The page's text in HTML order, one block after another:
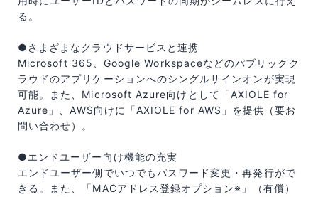
る。
●さまざまなクラウドサービスと連携
Microsoft 365、Google Workspaceなどのパブリックク
ラウドのアプリケーションへのシングルサインオンが実現
可能。また、Microsoft Azure向けとして「AXIOLE for
Azure」、AWS向けに「AXIOLE for AWS」を提供（要お
問い合わせ）。
●エンドユーザー向け機能の充実
エンドユーザー側でいつでもパスワード変更・再発行がで
きる。また、「MACアドレス登録オプション※」（有償）